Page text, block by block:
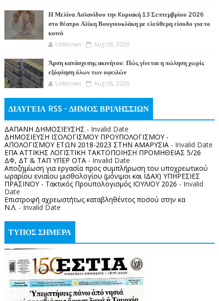
Η Μελίνα Ασλανίδου την Kυριακή 13 Σεπτεμβρίου 2026
στο θέατρο Αλίκη Βουγιουκλάκη με ελεύθερη είσοδο για το
κοινό
Unknown Aug 06, 2026
Άρση κατάσχεσης ακινήτου: Πώς γίνεται η πώληση χωρίς
εξόφληση όλων των οφειλών
Unknown Aug 06, 2026
ΔΙΑΥΓΕΙΑ RSS - ΔΗΜΟΣ ΒΡΙΛΗΣΣΙΩΝ
ΔΑΠΑΝΗ ΔΗΜΟΣΙΕΥΣΗΣ - Invalid Date
ΔΗΜΟΣΙΕΥΣΗ ΙΣΟΛΟΓΙΣΜΟΥ ΠΡΟΫΠΟΛΟΓΙΣΜΟΥ -
ΑΠΟΛΟΓΙΣΜΟΥ ΕΤΩΝ 2018-2023 ΣΤΗΝ ΑΜΑΡΥΣΙΑ- Invalid Date
ΕΠΑ ΑΤΤΙΚΗΣ ΛΟΓΙΣΤΙΚΗ ΤΑΚΤΟΠΟΙΗΣΗ ΠΡΟΜΗΘΕΙΑΣ 5/26
ΔΦ, ΔΤ & ΤΑΠ ΥΠΕΡ ΟΤΑ- Invalid Date
Αποζημίωση για εργασία προς συμπλήρωση του υποχρεωτικού
ωραρίου ενιαίου μισθολογίου (μόνιμοι και ΙΔΑΧ) ΥΠΗΡΕΣΙΕΣ
ΠΡΑΣΙΝΟΥ - Τακτικός Προυπολογισμός ΙΟΥΛΙΟΥ 2026 - Invalid
Date
Επιστροφή αχρεωστήτως καταβληθέντος ποσoύ στην κα
Ν.Λ. - Invalid Date
ΤΥΠΟΣ ΣΗΜΕΡΑ